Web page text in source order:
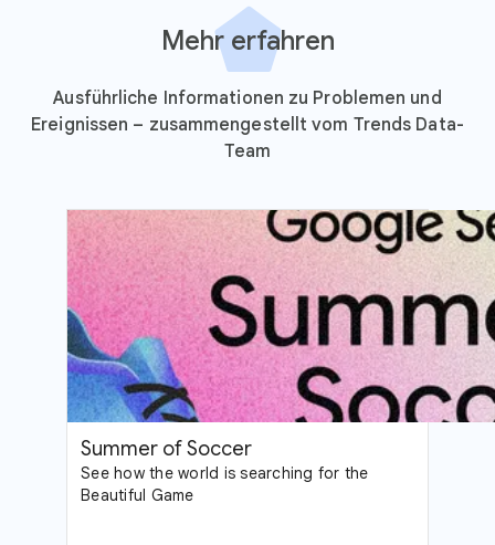
Mehr erfahren
Ausführliche Informationen zu Problemen und
Ereignissen – zusammengestellt vom Trends Data-
Team
Summer of Soccer
See how the world is searching for the
Beautiful Game